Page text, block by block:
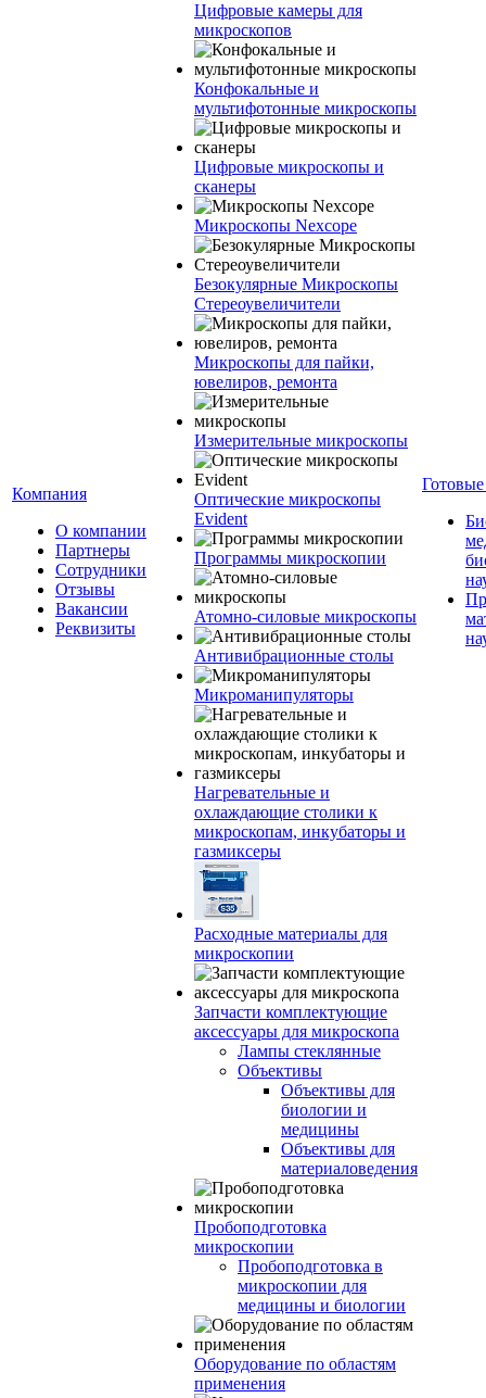
Компания
О компании
Партнеры
Сотрудники
Отзывы
Вакансии
Реквизиты
Цифровые камеры для
микроскопов
Конфокальные и
мультифотонные микроскопы
Цифровые микроскопы и
сканеры
Микроскопы Nexcope
Безокулярные Микроскопы
Стереоувеличители
Микроскопы для пайки,
ювелиров, ремонта
Измерительные микроскопы
Оптические микроскопы
Evident
Программы микроскопии
Атомно-силовые микроскопы
Антивибрационные столы
Микроманипуляторы
Нагревательные и
охлаждающие столики к
микроскопам, инкубаторы и
газмиксеры
Расходные материалы для
микроскопии
Запчасти комплектующие
аксессуары для микроскопа
Лампы стеклянные
Объективы
Объективы для
биологии и
медицины
Объективы для
материаловедения
Пробоподготовка
микроскопии
Пробоподготовка в
микроскопии для
медицины и биологии
Оборудование по областям
применения